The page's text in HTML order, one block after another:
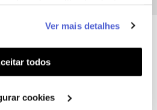
de personalização e
anúncios aos seus interesses
Pode gerir a
em "Configurar
Ver mais detalhes
todos
cookies
de julho